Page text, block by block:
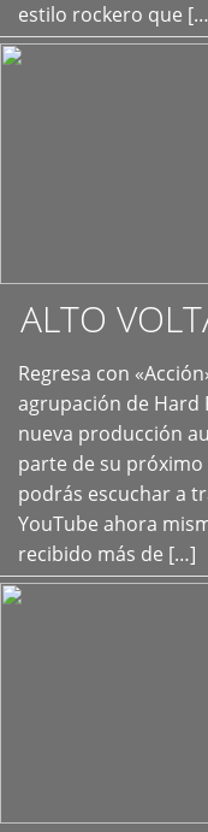
estilo rockero que
ALTO
Regresa con
agrupación de Hard
nueva producción
parte de su
podrás escuchar a
YouTube ahora
recibido más de […]